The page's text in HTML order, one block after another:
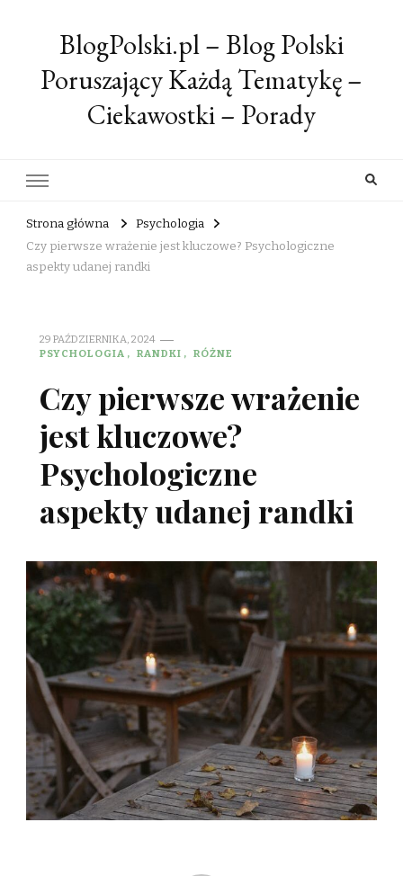
BlogPolski.pl – Blog Polski
Poruszający Każdą Tematykę –
Ciekawostki – Porady
Strona główna
Psychologia
Czy pierwsze wrażenie jest kluczowe? Psychologiczne
aspekty udanej randki
29 PAŹDZIERNIKA, 2024
PSYCHOLOGIA
RANDKI RÓŻNE
Czy pierwsze wrażenie
jest kluczowe?
Psychologiczne
aspekty udanej randki